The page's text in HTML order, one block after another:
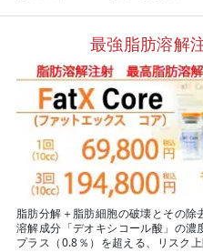
最強脂肪溶解
脂肪分解＋脂肪細胞の破壊とその
溶解成分「デオキシコール酸」の濃
プラス（0.8％）を超える、リスク